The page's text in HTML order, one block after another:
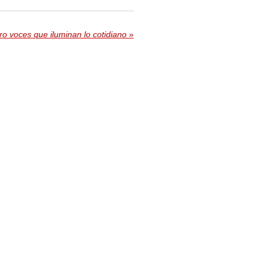
voces que iluminan lo cotidiano »